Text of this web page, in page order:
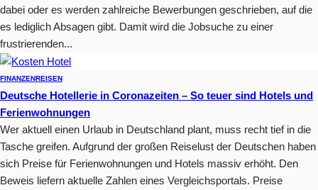
dabei oder es werden zahlreiche Bewerbungen geschrieben, auf die
es lediglich Absagen gibt. Damit wird die Jobsuche zu einer
frustrierenden...
FINANZENREISEN
Deutsche Hotellerie in Coronazeiten – So teuer sind Hotels und
Ferienwohnungen
Wer aktuell einen Urlaub in Deutschland plant, muss recht tief in die
Tasche greifen. Aufgrund der großen Reiselust der Deutschen haben
sich Preise für Ferienwohnungen und Hotels massiv erhöht. Den
Beweis liefern aktuelle Zahlen eines Vergleichsportals. Preise